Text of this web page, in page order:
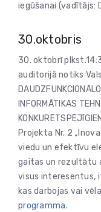
iegūšanai (vadītājs:
30.oktobris
30. oktobrī
auditorijā notiks
INFORMĀTIKAS
Projekta Nr. 2
viedu un efektīvu
gaitas un rezultātu
visus interesentus,
kas darbojas vai
programma.